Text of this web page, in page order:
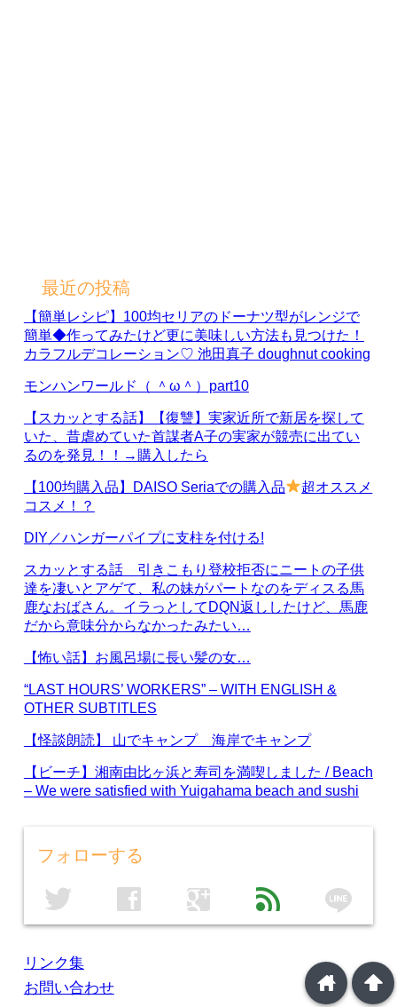
最近の投稿
【簡単レシピ】100均セリアのドーナツ型がレンジで
簡単◆作ってみたけど更に美味しい方法も見つけた！
カラフルデコレーション♡ 池田真子 doughnut cooking
モンハンワールド（ ＾ω＾）part10
【スカッとする話】【復讐】実家近所で新居を探して
いた、昔虐めていた首謀者A子の実家が競売に出てい
るのを発見！！→購入したら
【100均購入品】DAISO Seriaでの購入品
超オススメ
コスメ！？
DIY／ハンガーパイプに支柱を付ける!
スカッとする話 引きこもり登校拒否にニートの子供
達を凄いとアゲて、私の妹がパートなのをディスる馬
鹿なおばさん。イラっとしてDQN返ししたけど、馬鹿
だから意味分からなかったみたい…
【怖い話】お風呂場に長い髪の女…
“LAST HOURS’ WORKERS” – WITH ENGLISH &
OTHER SUBTITLES
【怪談朗読】 山でキャンプ 海岸でキャンプ
【ビーチ】湘南由比ヶ浜と寿司を満喫しました / Beach
– We were satisfied with Yuigahama beach and sushi
フォローする
twitter facebook google feed line
リンク集
お問い合わせ
arrowup
home